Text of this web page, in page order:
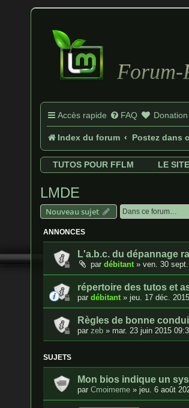
Forum-
Accès rapide FAQ Donation
Index du forum Postez dans
TUTOS POUR FFLM LE
LMDE
Nouveau sujet
ANNONCES
L'a.b.c. du dépannage
pardébitant »ven. 30
répertoire des tutos et
pardébitant »jeu. 17 déc.
Règles de bonne
parzeb » mar. 23 juin 2015
SUJETS
Mon bios indique un
parCmoimeme »jeu. 6 août